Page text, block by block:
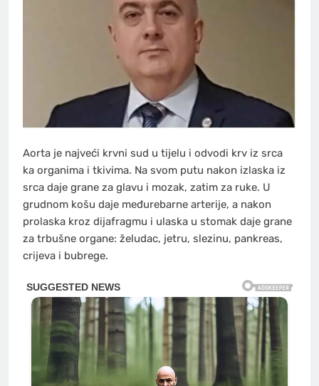
Aorta je najveći krvni sud u tijelu i odvodi krv iz srca
ka organima i tkivima. Na svom putu nakon izlaska iz
srca daje grane za glavu i mozak, zatim za ruke. U
grudnom košu daje međurebarne arterije, a nakon
prolaska kroz dijafragmu i ulaska u stomak daje grane
za trbušne organe: želudac, jetru, slezinu, pankreas,
crijeva i bubrege.